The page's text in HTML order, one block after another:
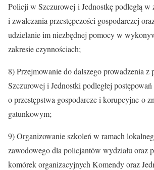
Policji w Szczurowej i Jednostkę podległą w
i zwalczania przestępczości gospodarczej
udzielanie im niezbędnej pomocy w
zakresie czynnościach;
8) Przejmowanie do dalszego prowadzenia
Szczurowej i Jednostki podległej
o przestępstwa gospodarcze i korupcyjne o
gatunkowym;
9) Organizowanie szkoleń w ramach
zawodowego dla policjantów wydziału oraz
komórek organizacyjnych Komendy oraz